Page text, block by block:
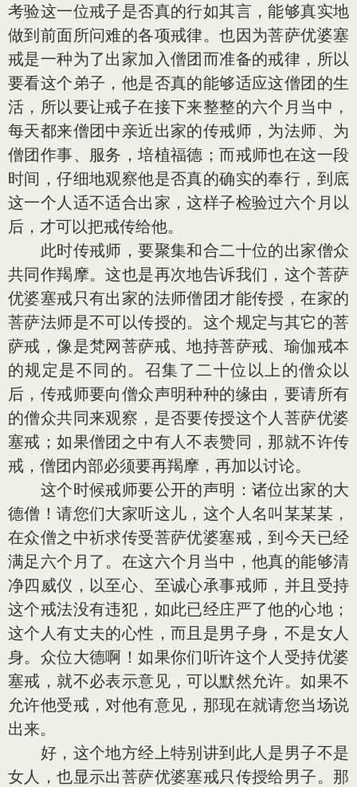
考验这一位戒子是否真的行如其言，能够真实地
做到前面所问难的各项戒律。也因为菩萨优婆塞
戒是一种为了出家加入僧团而准备的戒律，所以
要看这个弟子，他是否真的能够适应这僧团的生
活，所以要让戒子在接下来整整的六个月当中，
每天都来僧团中亲近出家的传戒师，为法师、为
僧团作事、服务，培植福德；而戒师也在这一段
时间，仔细地观察他是否真的确实的奉行，到底
这一个人适不适合出家，这样子检验过六个月以
后，才可以把戒传给他。
此时传戒师，要聚集和合二十位的出家僧众
共同作羯摩。这也是再次地告诉我们，这个菩萨
优婆塞戒只有出家的法师僧团才能传授，在家的
菩萨法师是不可以传授的。这个规定与其它的菩
萨戒，像是梵网菩萨戒、地持菩萨戒、瑜伽戒本
的规定是不同的。召集了二十位以上的僧众以
后，传戒师要向僧众声明种种的缘由，要请所有
的僧众共同来观察，是否要传授这个人菩萨优婆
塞戒；如果僧团之中有人不表赞同，那就不许传
戒，僧团内部必须要再羯摩，再加以讨论。
这个时候戒师要公开的声明：诸位出家的大
德僧！请您们大家听这儿，这个人名叫某某某，
在众僧之中祈求传受菩萨优婆塞戒，到今天已经
满足六个月了。在这六个月当中，他真的能够清
净四威仪，以至心、至诚心承事戒师，并且受持
这个戒法没有违犯，如此已经庄严了他的心地；
这个人有丈夫的心性，而且是男子身，不是女人
身。众位大德啊！如果你们听许这个人受持优婆
塞戒，就不必表示意见，可以默然允许。如果不
允许他受戒，对他有意见，那现在就请您当场说
出来。
好，这个地方经上特别讲到此人是男子不是
女人，也显示出菩萨优婆塞戒只传授给男子。那